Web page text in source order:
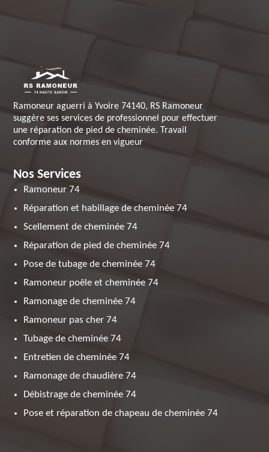
Ramoneur aguerri à Yvoire 74140, RS Ramoneur
suggère ses services de professionnel pour effectuer
une réparation de pied de cheminée. Travail
conforme aux normes en vigueur
Nos Services
Ramoneur 74
Réparation et habillage de cheminée 74
Scellement de cheminée 74
Réparation de pied de cheminée 74
Pose de tubage de cheminée 74
Ramoneur poêle et cheminée 74
Ramonage de cheminée 74
Ramoneur pas cher 74
Tubage de cheminée 74
Entretien de cheminée 74
Ramonage de chaudière 74
Débistrage de cheminée 74
Pose et réparation de chapeau de cheminée 74